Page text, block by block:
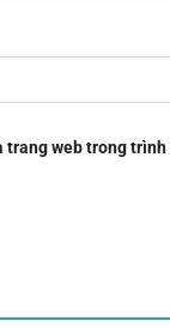
trang web trong